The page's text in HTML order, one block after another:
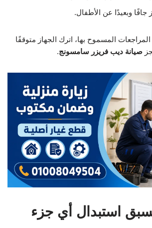
وبعيدًا عن الأطفال.
المسموح بها، اترك الجهاز متوقفًا
صيانة ديب فريزر سامسونج.
استبدال أي جزء